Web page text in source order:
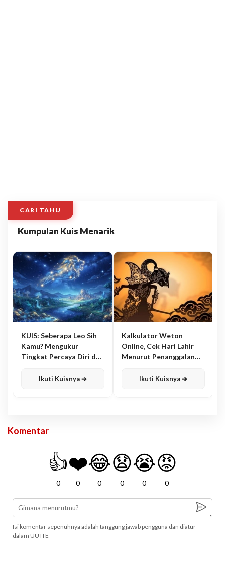
CARI TAHU
Kumpulan Kuis Menarik
KUIS: Seberapa Leo Sih
Kamu? Mengukur
Tingkat Percaya Diri dan
Ikuti Kuisnya ➔
Kalkulator Weton
Online, Cek Hari Lahir
Menurut Penanggalan
Ikuti Kuisnya ➔
Komentar
👍
0
❤️
0
😂
0
😧
0
😭
0
😡
0
Isi komentar sepenuhnya adalah tanggung jawab pengguna dan diatur
dalam UU ITE